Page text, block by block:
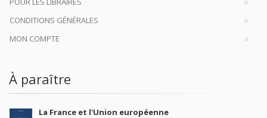
CONDITIONS GÉNÉRALES
MON COMPTE
À paraître
La France et l'Union européenne